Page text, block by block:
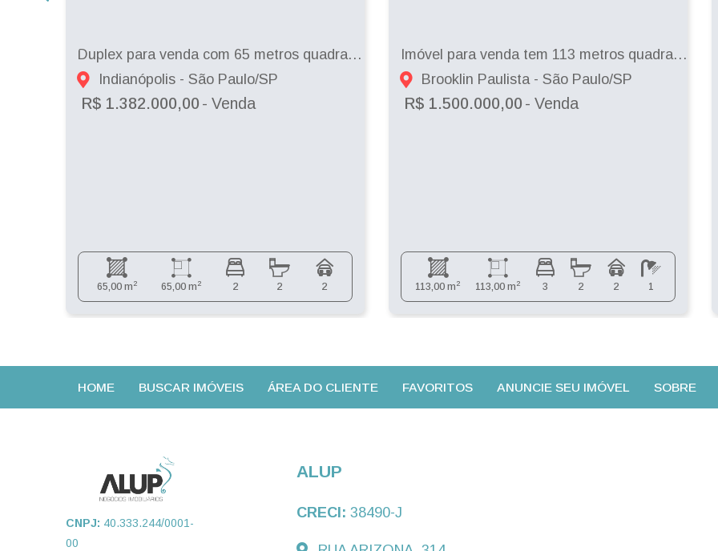
Duplex para venda com 65 metros quadrados com 2 quartos em Moema - São Paulo - SP
Indianópolis - São Paulo/SP
R$ 1.382.000,00 - Venda
65,00 m 2 65,00 m 2 2 2 2
Imóvel para venda tem 113 metros quadrados com 3 quartos em Brooklin Paulista - S�...
Brooklin Paulista - São Paulo/SP
R$ 1.500.000,00 - Venda
113,00 m 2 113,00 m 2 3 2 2 1
HOME BUSCAR IMÓVEIS ÁREA DO CLIENTE FAVORITOS ANUNCIE SEU IMÓVEL SOBRE
CNPJ: 40.333.244/0001-
00
ALUP
CRECI: 38490-J